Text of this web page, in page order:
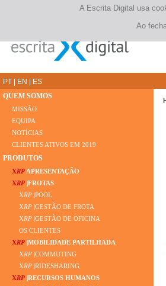
A Escrita Digital usa
Ao
PT EN
ES
QUEM SOMOS
MISSÃO
EQUIPA
NOTÍCIAS
CLIENTES ATIVOS EM 2019
PRODUTOS
XRP APRESENTAÇÃO
XRP |FROTAS
XRP |POOL
XRP |GESTÃO DE FROTA
XRP |GESTÃO DE OFICINA
OS CLIENTES
XRP |MOBILIDADE PARTILHADA
XRP |COMMUTING
XRP |RIDESHARING
XRP |RECURSOS HUMANOS